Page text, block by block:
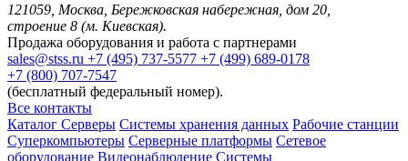
121059, Москва, Бережковская набережная, дом 20,
строение 8 (м. Киевская).
Продажа оборудования и работа с партнерами
sales@stss.ru +7 (495) 737-5577 +7 (499) 689-0178
+7 (800) 707-7547
(бесплатный федеральный номер).
Все контакты
Каталог Серверы Системы хранения данных Рабочие станции
Суперкомпьютеры Серверные платформы Сетевое
оборудование Видеонаблюдение Системы